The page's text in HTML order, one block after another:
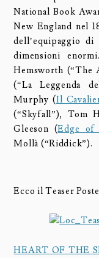
National Book
New England nel
dell’equipaggio di
dimensioni
Hemsworth (“The
(“La Leggenda
Murphy (Il
(“Skyfall”), Tom
Gleeson (Edge of
Mollà (“Riddick”).
Ecco il Teaser
HEART OF THE